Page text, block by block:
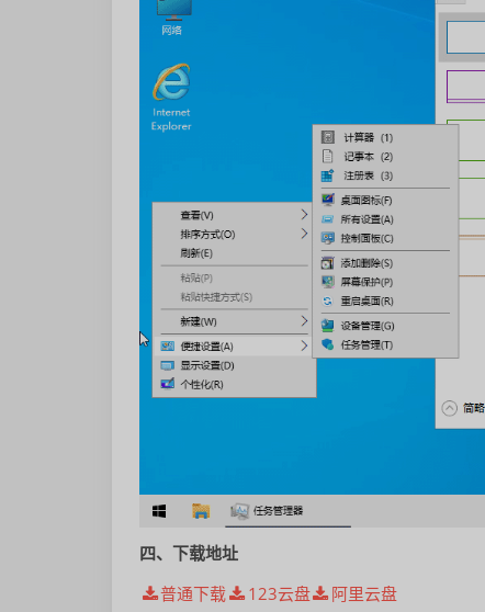
四、下载地址
普通下载
123云盘 阿里云盘